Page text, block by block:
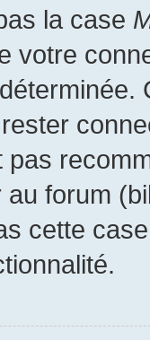
la case
votre
forum
cette